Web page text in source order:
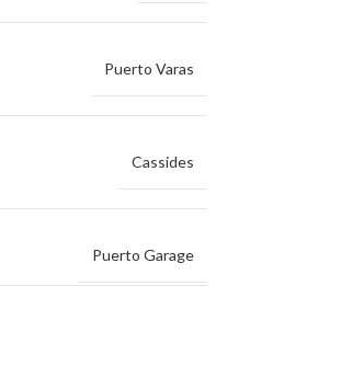
Puerto Varas
Cassides
Puerto Garage